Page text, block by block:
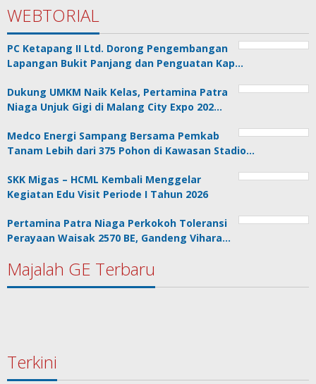
WEBTORIAL
PC Ketapang II Ltd. Dorong Pengembangan
Lapangan Bukit Panjang dan Penguatan Kap…
Dukung UMKM Naik Kelas, Pertamina Patra
Niaga Unjuk Gigi di Malang City Expo 202…
Medco Energi Sampang Bersama Pemkab
Tanam Lebih dari 375 Pohon di Kawasan Stadio…
SKK Migas – HCML Kembali Menggelar
Kegiatan Edu Visit Periode I Tahun 2026
Pertamina Patra Niaga Perkokoh Toleransi
Perayaan Waisak 2570 BE, Gandeng Vihara…
Majalah GE Terbaru
Terkini